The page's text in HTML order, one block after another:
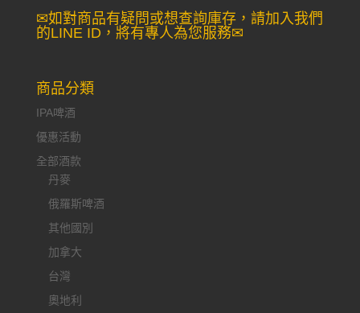
✉如對商品有疑問或想查詢庫存，請加入我們
的LINE ID，將有專人為您服務✉
商品分類
IPA啤酒
優惠活動
全部酒款
丹麥
俄羅斯啤酒
其他國別
加拿大
台灣
奧地利